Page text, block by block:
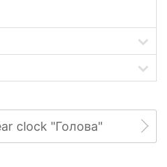
clock "Голова"